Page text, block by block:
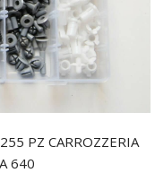
PZ CARROZZERIA
640